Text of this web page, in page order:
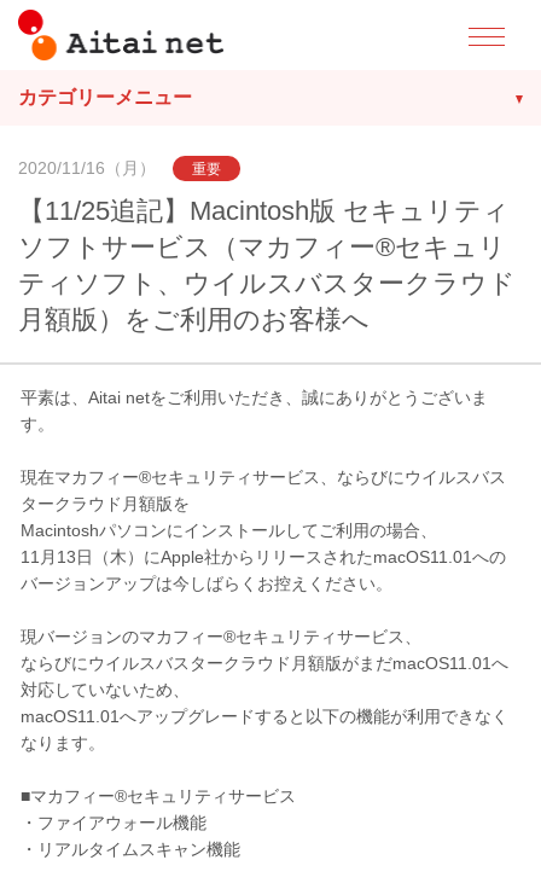
カテゴリーメニュー
2020/11/16（月） 重要
【11/25追記】Macintosh版 セキュリティ
ソフトサービス（マカフィー®セキュリ
ティソフト、ウイルスバスタークラウド
月額版）をご利用のお客様へ
平素は、Aitai netをご利用いただき、誠にありがとうございま
す。
現在マカフィー®セキュリティサービス、ならびにウイルスバス
タークラウド月額版を
Macintoshパソコンにインストールしてご利用の場合、
11月13日（木）にApple社からリリースされたmacOS11.01への
バージョンアップは今しばらくお控えください。
現バージョンのマカフィー®セキュリティサービス、
ならびにウイルスバスタークラウド月額版がまだmacOS11.01へ
対応していないため、
macOS11.01へアップグレードすると以下の機能が利用できなく
なります。
■マカフィー®セキュリティサービス
・ファイアウォール機能
・リアルタイムスキャン機能